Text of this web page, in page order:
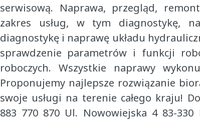
serwisową. Naprawa, przegląd,
zakres usług, w tym diagnostykę,
diagnostykę i naprawę układu
sprawdzenie parametrów i funkcji
roboczych. Wszystkie naprawy
Proponujemy najlepsze rozwiązanie
swoje usługi na terenie całego kraju!
883 770 870 Ul. Nowowiejska 4 83-